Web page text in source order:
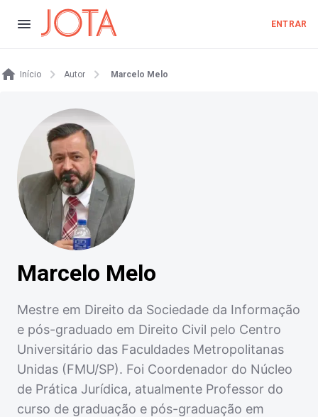
ENTRAR
Início Autor Marcelo Melo
Marcelo Melo
Mestre em Direito da Sociedade da Informação
e pós-graduado em Direito Civil pelo Centro
Universitário das Faculdades Metropolitanas
Unidas (FMU/SP). Foi Coordenador do Núcleo
de Prática Jurídica, atualmente Professor do
curso de graduação e pós-graduação em